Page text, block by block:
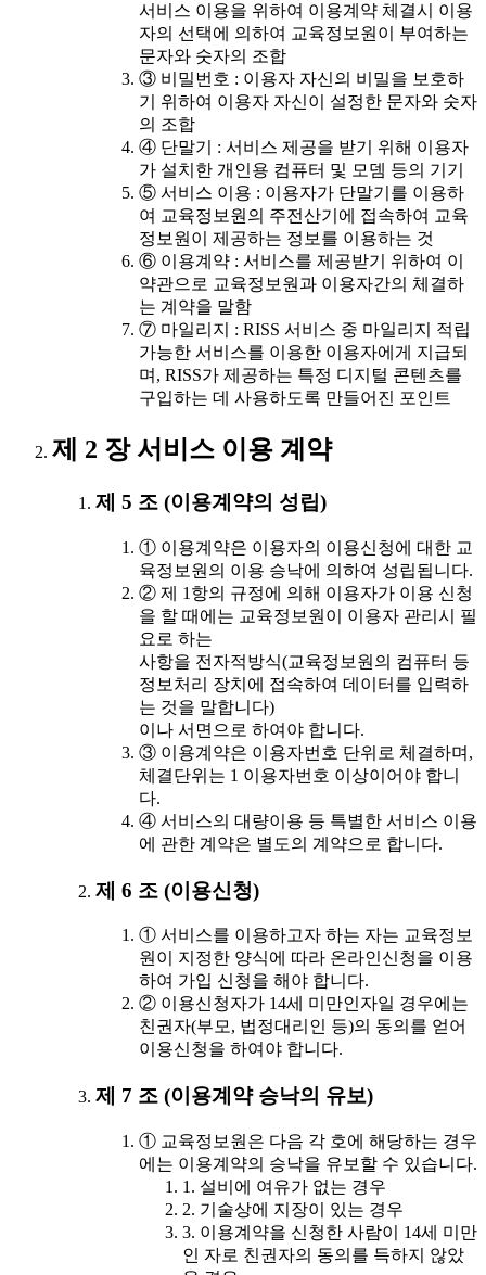
서비스 이용을 위하여 이용계약 체결시 이용
자의 선택에 의하여 교육정보원이 부여하는
문자와 숫자의 조합
③ 비밀번호 : 이용자 자신의 비밀을 보호하
기 위하여 이용자 자신이 설정한 문자와 숫자
의 조합
④ 단말기 : 서비스 제공을 받기 위해 이용자
가 설치한 개인용 컴퓨터 및 모뎀 등의 기기
⑤ 서비스 이용 : 이용자가 단말기를 이용하
여 교육정보원의 주전산기에 접속하여 교육
정보원이 제공하는 정보를 이용하는 것
⑥ 이용계약 : 서비스를 제공받기 위하여 이
약관으로 교육정보원과 이용자간의 체결하
는 계약을 말함
⑦ 마일리지 : RISS 서비스 중 마일리지 적립
가능한 서비스를 이용한 이용자에게 지급되
며, RISS가 제공하는 특정 디지털 콘텐츠를
구입하는 데 사용하도록 만들어진 포인트
제 2 장 서비스 이용 계약
제 5 조 (이용계약의 성립)
① 이용계약은 이용자의 이용신청에 대한 교
육정보원의 이용 승낙에 의하여 성립됩니다.
② 제 1항의 규정에 의해 이용자가 이용 신청
을 할 때에는 교육정보원이 이용자 관리시 필
요로 하는
사항을 전자적방식(교육정보원의 컴퓨터 등
정보처리 장치에 접속하여 데이터를 입력하
는 것을 말합니다)
이나 서면으로 하여야 합니다.
③ 이용계약은 이용자번호 단위로 체결하며,
체결단위는 1 이용자번호 이상이어야 합니
다.
④ 서비스의 대량이용 등 특별한 서비스 이용
에 관한 계약은 별도의 계약으로 합니다.
제 6 조 (이용신청)
① 서비스를 이용하고자 하는 자는 교육정보
원이 지정한 양식에 따라 온라인신청을 이용
하여 가입 신청을 해야 합니다.
② 이용신청자가 14세 미만인자일 경우에는
친권자(부모, 법정대리인 등)의 동의를 얻어
이용신청을 하여야 합니다.
제 7 조 (이용계약 승낙의 유보)
① 교육정보원은 다음 각 호에 해당하는 경우
에는 이용계약의 승낙을 유보할 수 있습니다.
1. 설비에 여유가 없는 경우
2. 기술상에 지장이 있는 경우
3. 이용계약을 신청한 사람이 14세 미만
인 자로 친권자의 동의를 득하지 않았